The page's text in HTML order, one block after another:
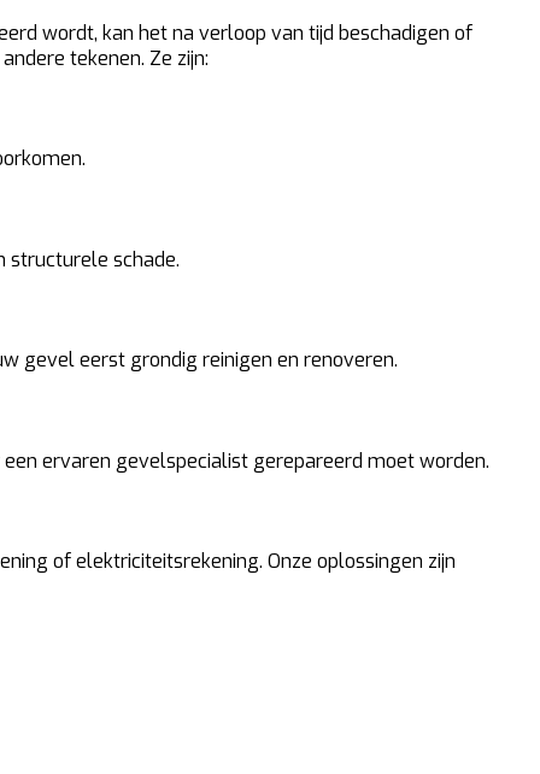
wordt, kan het na verloop van tijd beschadigen of
tekenen. Ze zijn:
structurele schade.
gevel eerst grondig reinigen en renoveren.
ervaren gevelspecialist gerepareerd moet worden.
of elektriciteitsrekening. Onze oplossingen zijn